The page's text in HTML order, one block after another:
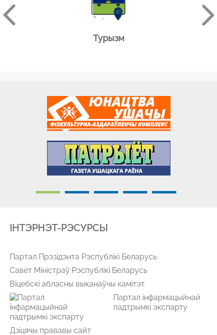
Турызм
IНТЭРНЭТ-РЭСУРСЫ
Партал Прэзідэнта Рэспублікі Беларусь
Савет Міністраў Рэспублікі Беларусь
Віцебскі абласны выканаўчы камітэт
Партал інфармацыйнай
падтрымкі экспарту
Дзіцячы прававы сайт